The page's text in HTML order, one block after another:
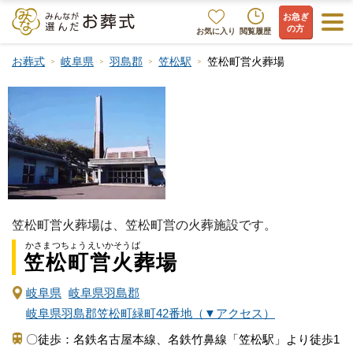
お気に入り 閲覧履歴
お急ぎ
の方
お葬式 岐阜県 羽島郡 笠松駅 笠松町営火葬場
笠松町営火葬場は、笠松町営の火葬施設です。
かさまつちょうえいかそうば
笠松町営火葬場
岐阜県 岐阜県羽島郡
岐阜県羽島郡笠松町緑町42番地（▼アクセス）
〇徒歩：名鉄名古屋本線、名鉄竹鼻線「笠松駅」より徒歩1